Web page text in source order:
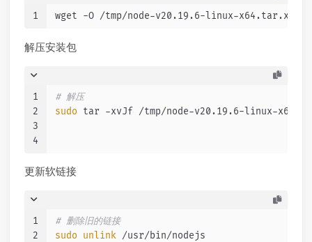
1 wget -O /tmp/node-v20.19.6-linux-x64.tar.xz
解压安装包
1
2
3
4
# 解压
sudo tar -xvJf /tmp/node-v20.19.6-linux-
更新软链接
1
2
# 删除旧的链接
sudo
unlink /usr/bin/nodejs